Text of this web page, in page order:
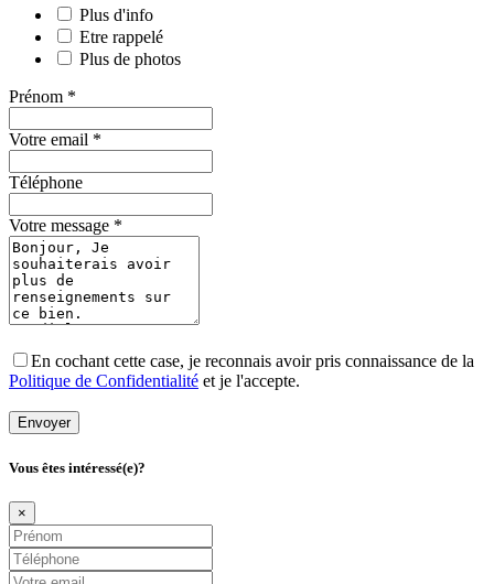
Plus d'info
Etre rappelé
Plus de photos
Prénom *
Votre email *
Téléphone
Votre message *
En cochant cette case, je reconnais avoir pris connaissance de la
Politique de Confidentialité et je l'accepte.
Envoyer
Vous êtes intéressé(e)?
×